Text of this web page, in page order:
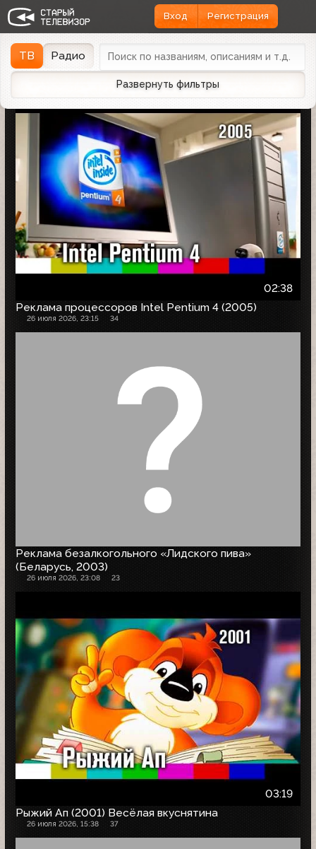
Вход Регистрация
ТВ Радио
Развернуть фильтры
Найдено 1166 записей Дата эфираДата заливки
02:38
Реклама процессоров Intel Pentium 4 (2005)
26 июля 2026, 23:15 34
Реклама безалкогольного «Лидского пива»
(Беларусь, 2003)
26 июля 2026, 23:08 23
03:19
Рыжий Ап (2001) Весёлая вкуснятина
26 июля 2026, 15:38 37